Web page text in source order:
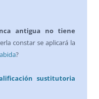
antigua no tiene
constar se aplicará la
?
sustitutoria